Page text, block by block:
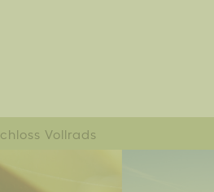
Vollrads